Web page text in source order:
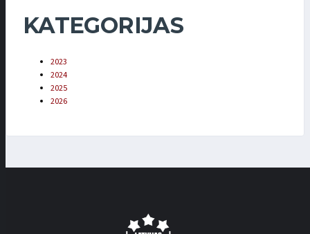
KATEGORIJAS
2023
2024
2025
2026